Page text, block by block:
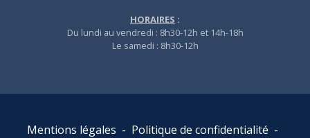
HORAIRES :
Du lundi au vendredi : 8h30-12h et 14h-18h
Le samedi : 8h30-12h
Mentions légales - Politique de confidentialité -